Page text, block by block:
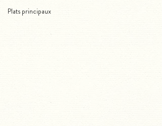
Plats principaux